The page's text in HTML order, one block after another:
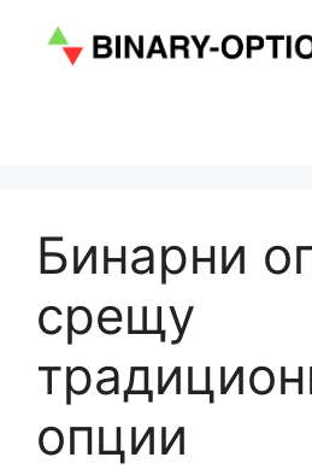
съдържанието
Бинарни
срещу
опции